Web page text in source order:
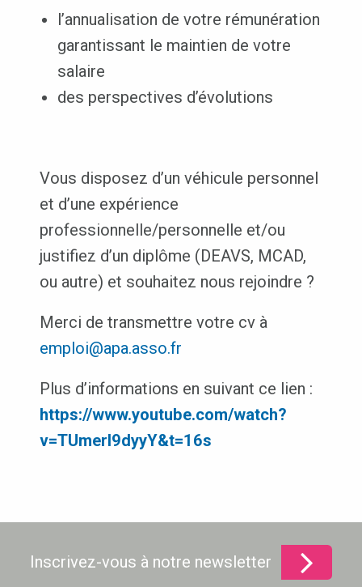
l’annualisation de votre rémunération
garantissant le maintien de votre
salaire
des perspectives d’évolutions
Vous disposez d’un véhicule personnel
et d’une expérience
professionnelle/personnelle et/ou
justifiez d’un diplôme (DEAVS, MCAD,
ou autre) et souhaitez nous rejoindre ?
Merci de transmettre votre cv à
emploi@apa.asso.fr
Plus d’informations en suivant ce lien :
https://www.youtube.com/watch?
v=TUmerl9dyyY&t=16s
Inscrivez-vous à notre newsletter